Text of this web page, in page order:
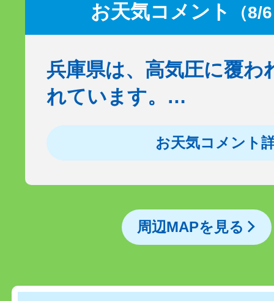
お天気コメント （8/
兵庫県は、高気圧に覆わ
れています。…
お天気コメント
周辺MAPを見る